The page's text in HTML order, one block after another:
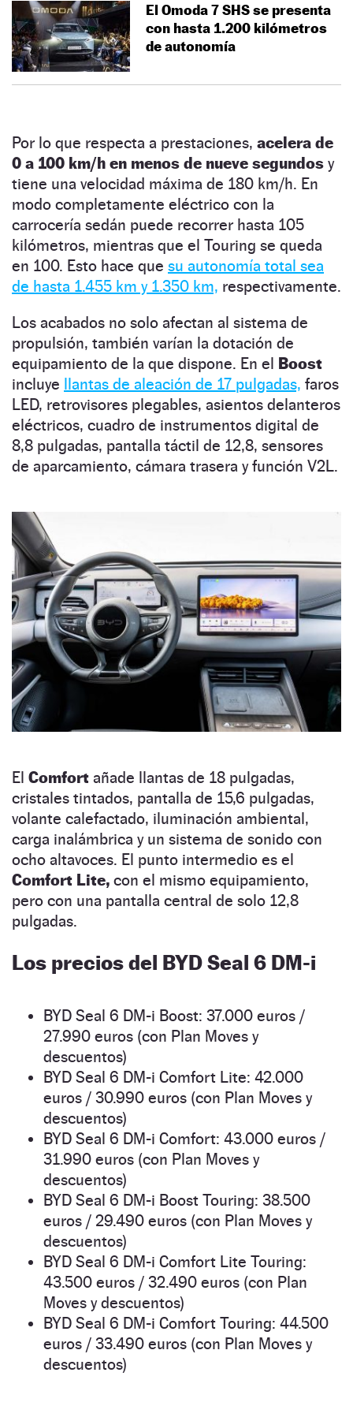
El Omoda 7 SHS se presenta
con hasta 1.200 kilómetros
de autonomía
Por lo que respecta a prestaciones, acelera de
0 a 100 km/h en menos de nueve segundos y
tiene una velocidad máxima de 180 km/h. En
modo completamente eléctrico con la
carrocería sedán puede recorrer hasta 105
kilómetros, mientras que el Touring se queda
en 100. Esto hace que su autonomía total sea
de hasta 1.455 km y 1.350 km, respectivamente.
Los acabados no solo afectan al sistema de
propulsión, también varían la dotación de
equipamiento de la que dispone. En el Boost
incluye llantas de aleación de 17 pulgadas, faros
LED, retrovisores plegables, asientos delanteros
eléctricos, cuadro de instrumentos digital de
8,8 pulgadas, pantalla táctil de 12,8, sensores
de aparcamiento, cámara trasera y función V2L.
El Comfort añade llantas de 18 pulgadas,
cristales tintados, pantalla de 15,6 pulgadas,
volante calefactado, iluminación ambiental,
carga inalámbrica y un sistema de sonido con
ocho altavoces. El punto intermedio es el
Comfort Lite, con el mismo equipamiento,
pero con una pantalla central de solo 12,8
pulgadas.
Los precios del BYD Seal 6 DM-i
BYD Seal 6 DM-i Boost: 37.000 euros /
27.990 euros (con Plan Moves y
descuentos)
BYD Seal 6 DM-i Comfort Lite: 42.000
euros / 30.990 euros (con Plan Moves y
descuentos)
BYD Seal 6 DM-i Comfort: 43.000 euros /
31.990 euros (con Plan Moves y
descuentos)
BYD Seal 6 DM-i Boost Touring: 38.500
euros / 29.490 euros (con Plan Moves y
descuentos)
BYD Seal 6 DM-i Comfort Lite Touring:
43.500 euros / 32.490 euros (con Plan
Moves y descuentos)
BYD Seal 6 DM-i Comfort Touring: 44.500
euros / 33.490 euros (con Plan Moves y
descuentos)